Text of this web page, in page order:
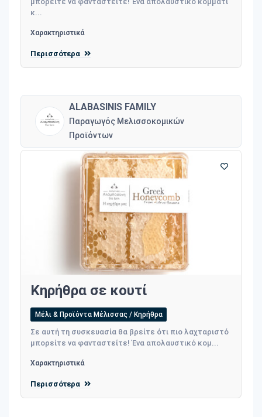
κ...
Χαρακτηριστικά
Περισσότερα
ALABASINIS FAMILY
Παραγωγός Μελισσοκομικών
Προϊόντων
Κηρήθρα σε κουτί
Μέλι & Προϊόντα Μέλισσας / Κηρήθρα
Σε αυτή τη συσκευασία θα βρείτε ότι πιο λαχταριστό
μπορείτε να φανταστείτε! Ένα απολαυστικό κομ...
Χαρακτηριστικά
Περισσότερα